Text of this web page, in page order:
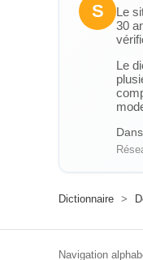
S Le
30
Le
Dictionnaire >
Navigation